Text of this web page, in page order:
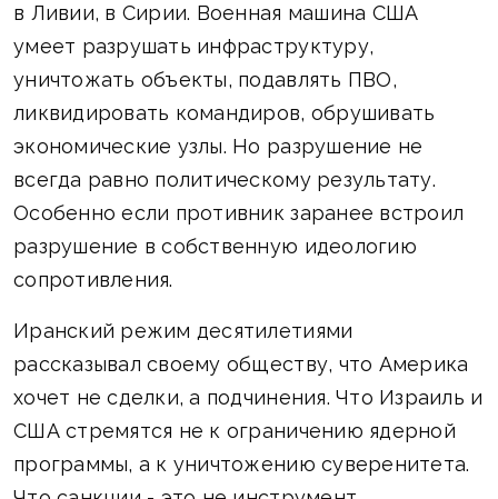
в Ливии, в Сирии. Военная машина США
умеет разрушать инфраструктуру,
уничтожать объекты, подавлять ПВО,
ликвидировать командиров, обрушивать
экономические узлы. Но разрушение не
всегда равно политическому результату.
Особенно если противник заранее встроил
разрушение в собственную идеологию
сопротивления.
Иранский режим десятилетиями
рассказывал своему обществу, что Америка
хочет не сделки, а подчинения. Что Израиль и
США стремятся не к ограничению ядерной
программы, а к уничтожению суверенитета.